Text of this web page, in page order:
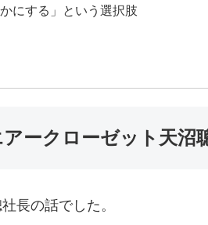
にする」という選択肢
ークローゼット天沼
長の話でした。